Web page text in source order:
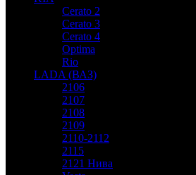
Cerato 2
Cerato 3
Cerato 4
Optima
Rio
LADA (ВАЗ)
2106
2107
2108
2109
2110-2112
2115
2121 Нива